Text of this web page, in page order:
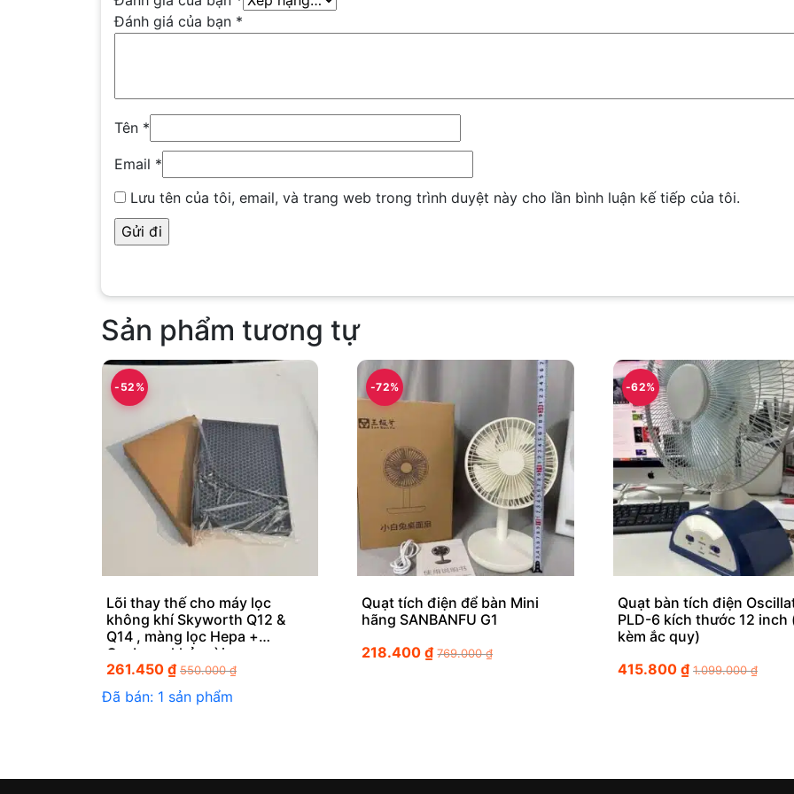
Đánh giá của bạn *
Tên *
Email *
Lưu tên của tôi, email, và trang web trong trình duyệt này cho lần bình luận kế tiếp của tôi.
Sản phẩm tương tự
-52%
Lõi thay thế cho máy lọc
không khí Skyworth Q12 &
Q14 , màng lọc Hepa +
Cacbon , khử mùi
261.450 ₫ 550.000₫
Đã bán: 1 sản phẩm
-72%
Quạt tích điện để bàn Mini
hãng SANBANFU G1
218.400₫ 769.000₫
-62%
Quạt bàn tích điện
PLD-6 kích thước 12 inch
kèm ắc quy)
415.800 ₫ 1.099.000₫